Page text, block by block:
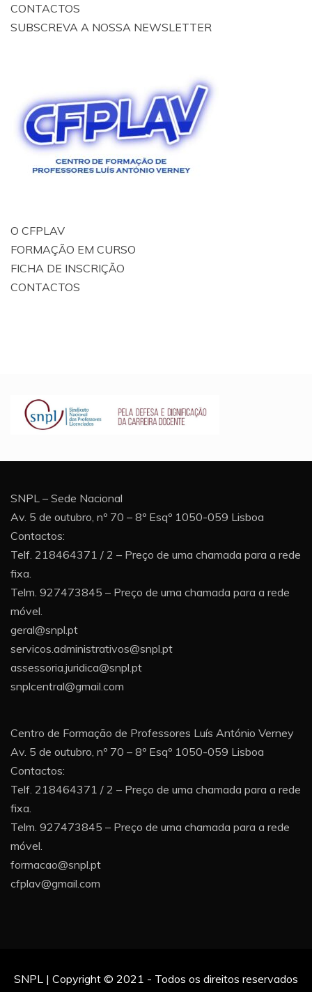
CONTACTOS
SUBSCREVA A NOSSA NEWSLETTER
O CFPLAV
FORMAÇÃO EM CURSO
FICHA DE INSCRIÇÃO
CONTACTOS
SNPL – Sede Nacional
Av. 5 de outubro, nº 70 – 8º Esqº 1050-059 Lisboa
Contactos:
Telf. 218464371 / 2 – Preço de uma chamada para a rede
fixa.
Telm. 927473845 – Preço de uma chamada para a rede
móvel.
geral@snpl.pt
servicos.administrativos@snpl.pt
assessoria.juridica@snpl.pt
snplcentral@gmail.com
Centro de Formação de Professores Luís António Verney
Av. 5 de outubro, nº 70 – 8º Esqº 1050-059 Lisboa
Contactos:
Telf. 218464371 / 2 – Preço de uma chamada para a rede
fixa.
Telm. 927473845 – Preço de uma chamada para a rede
móvel.
formacao@snpl.pt
cfplav@gmail.com
SNPL | Copyright © 2021 - Todos os direitos reservados